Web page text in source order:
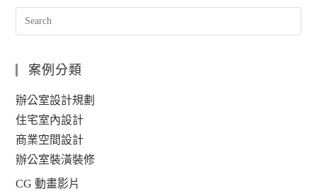
案例分類
辦公室設計規劃
住宅室內設計
商業空間設計
辦公室裝潢裝修
CG 動畫影片